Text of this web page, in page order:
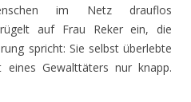
im Netz drauflos
auf Frau Reker ein, die
spricht: Sie selbst überlebte
eines Gewalttäters nur knapp.